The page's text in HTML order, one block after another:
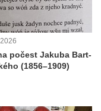
počest Jakuba Bart-
(1856–1909)